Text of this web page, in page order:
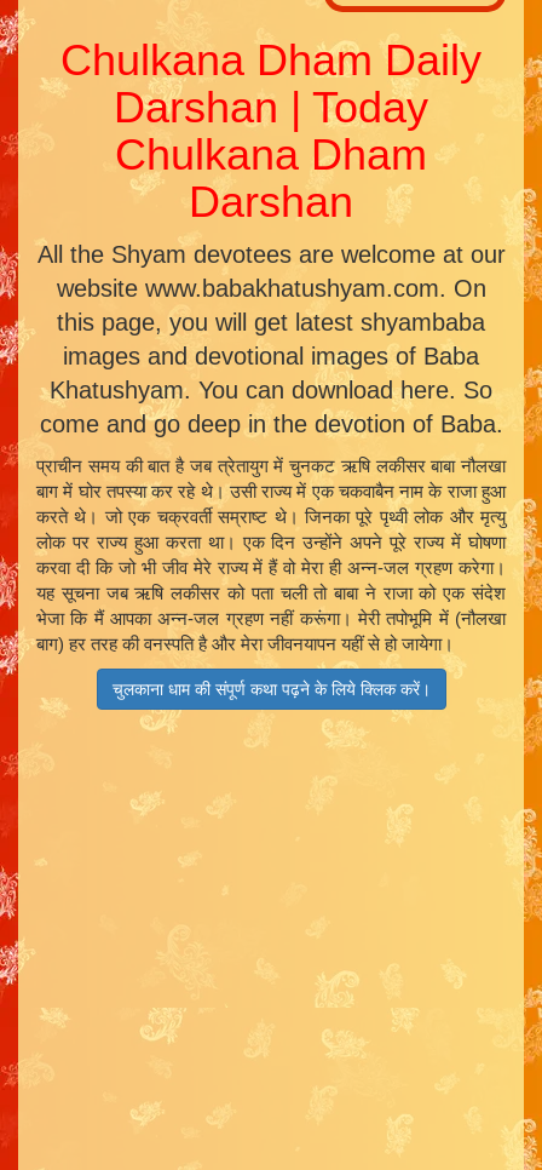
Chulkana Dham Daily
Darshan | Today
Chulkana Dham
Darshan
All the Shyam devotees are welcome at our
website www.babakhatushyam.com. On
this page, you will get latest shyambaba
images and devotional images of Baba
Khatushyam. You can download here. So
come and go deep in the devotion of Baba.
प्राचीन समय की बात है जब त्रेतायुग में चुनकट ऋषि लकीसर बाबा नौलखा
बाग में घोर तपस्या कर रहे थे। उसी राज्य में एक चकवाबैन नाम के राजा हुआ
करते थे। जो एक चक्रवर्ती सम्राष्ट थे। जिनका पूरे पृथ्वी लोक और मृत्यु
लोक पर राज्य हुआ करता था। एक दिन उन्होंने अपने पूरे राज्य में घोषणा
करवा दी कि जो भी जीव मेरे राज्य में हैं वो मेरा ही अन्न-जल ग्रहण करेगा।
यह सूचना जब ऋषि लकीसर को पता चली तो बाबा ने राजा को एक संदेश
भेजा कि मैं आपका अन्न-जल ग्रहण नहीं करूंगा। मेरी तपोभूमि में (नौलखा
बाग) हर तरह की वनस्पति है और मेरा जीवनयापन यहीं से हो जायेगा।
चुलकाना धाम की संपूर्ण कथा पढ़ने के लिये क्लिक करें।